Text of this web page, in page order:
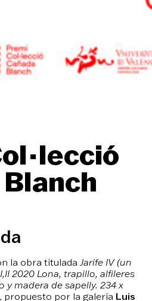
la obra tituladaJarife IV (un
2020 Lona, trapillo, alfileres
y madera de sapelly. 234 x
, propuesto por la galería Luis